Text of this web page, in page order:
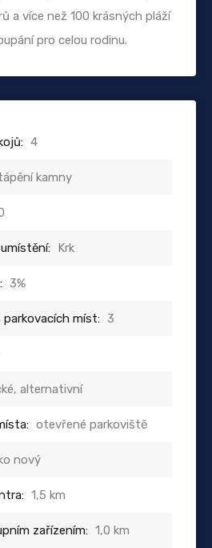
a více než 100 krásných pláží
pro celou rodinu.
4
kamny
Krk
3%
míst: 3
alternativní
otevřené parkoviště
nový
1,5 km
zařízením: 1,0 km